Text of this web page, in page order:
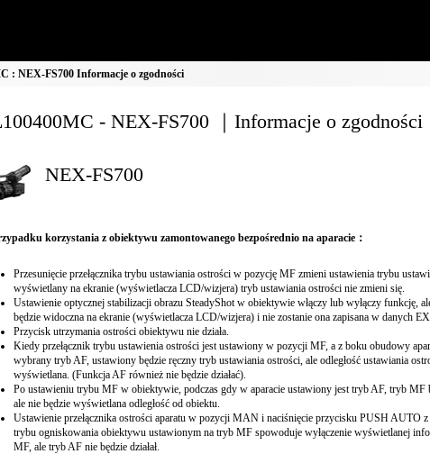
: NEX-FS700 Informacje o zgodności
- NEX-FS700 ｜Informacje o zgodności
NEX-FS700
korzystania z obiektywu zamontowanego bezpośrednio na aparacie：
Przesunięcie przełącznika trybu ustawiania ostrości w pozycję MF zmieni ustawienia trybu
wyświetlany na ekranie (wyświetlacza LCD/wizjera) tryb ustawiania ostrości nie zmieni się.
Ustawienie optycznej stabilizacji obrazu SteadyShot w obiektywie włączy lub wyłączy funkcję,
będzie widoczna na ekranie (wyświetlacza LCD/wizjera) i nie zostanie ona zapisana w danych
Przycisk utrzymania ostrości obiektywu nie działa.
Kiedy przełącznik trybu ustawienia ostrości jest ustawiony w pozycji MF, a z boku obudowy
wybrany tryb AF, ustawiony będzie ręczny tryb ustawiania ostrości, ale odległość ustawiania
wyświetlana. (Funkcja AF również nie będzie działać).
Po ustawieniu trybu MF w obiektywie, podczas gdy w aparacie ustawiony jest tryb AF, tryb MF
ale nie będzie wyświetlana odległość od obiektu.
Ustawienie przełącznika ostrości aparatu w pozycji MAN i naciśnięcie przycisku PUSH AUTO z
trybu ogniskowania obiektywu ustawionym na tryb MF spowoduje wyłączenie wyświetlanej
MF, ale tryb AF nie będzie działał.